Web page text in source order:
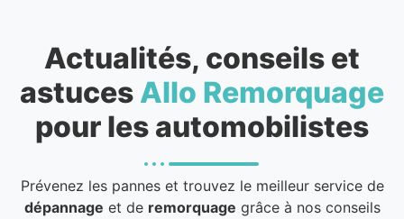
Actualités, conseils et
astuces Allo Remorquage
pour les automobilistes
Prévenez les pannes et trouvez le meilleur service de
dépannage et de remorquage grâce à nos conseils